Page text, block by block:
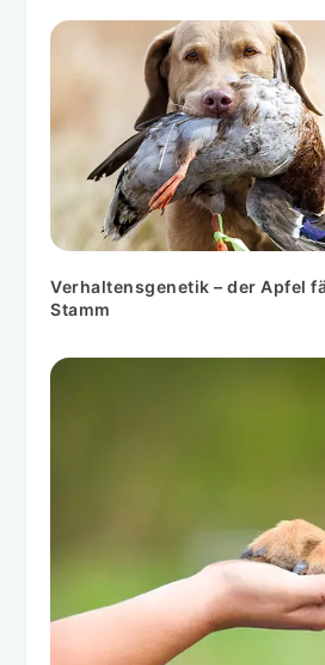
Verhaltensgenetik – der Apfel
Stamm